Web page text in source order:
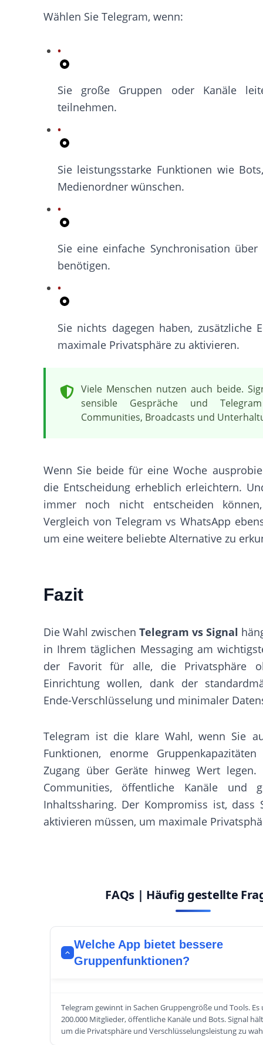
Wählen Sie Telegram, wenn:
Sie große Gruppen oder Kanäle
teilnehmen.
Sie leistungsstarke Funktionen wie
Medienordner wünschen.
Sie eine einfache Synchronisation über
benötigen.
Sie nichts dagegen haben, zusätzliche
maximale Privatsphäre zu aktivieren.
Viele Menschen nutzen auch beide.
sensible Gespräche und
Communities, Broadcasts und
Wenn Sie beide für eine Woche
die Entscheidung erheblich erleichtern.
immer noch nicht entscheiden
Vergleich von Telegram vs WhatsApp
um eine weitere beliebte Alternative zu
Fazit
Die Wahl zwischen Telegram vs Signal
in Ihrem täglichen Messaging am
der Favorit für alle, die Privatsphäre
Einrichtung wollen, dank der
Ende-Verschlüsselung und minimaler
Telegram ist die klare Wahl, wenn Sie
Funktionen, enorme
Zugang über Geräte hinweg Wert
Communities, öffentliche Kanäle und
Inhaltssharing. Der Kompromiss ist, dass
aktivieren müssen, um maximale
FAQs | Häufig gestellte
Welche App bietet bessere
Gruppenfunktionen?
Telegram gewinnt in Sachen Gruppengröße und Tools.
200.000 Mitglieder, öffentliche Kanäle und Bots. Signal
um die Privatsphäre und Verschlüsselungsleistung zu